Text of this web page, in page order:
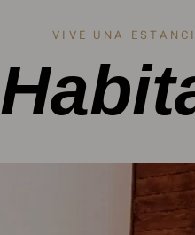
VIVE UNA